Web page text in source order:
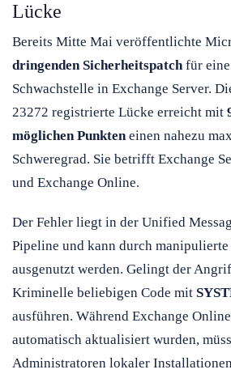
Lücke
Bereits Mitte Mai veröffentlichte
dringenden Sicherheitspatchfür
Schwachstelle in Exchange Server.
23272 registrierte Lücke erreicht mit
möglichen Punkteneinen nahezu
Schweregrad. Sie betrifft Exchange
und Exchange Online.
Der Fehler liegt in der Unified
Pipeline und kann durch
ausgenutzt werden. Gelingt der
Kriminelle beliebigen Code mit
ausführen. Während Exchange
automatisch aktualisiert wurden,
Administratoren lokaler